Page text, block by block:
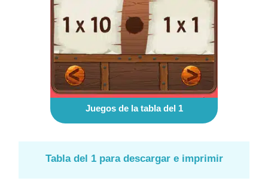
Juegos de la tabla del 1
Tabla del 1 para descargar e imprimir